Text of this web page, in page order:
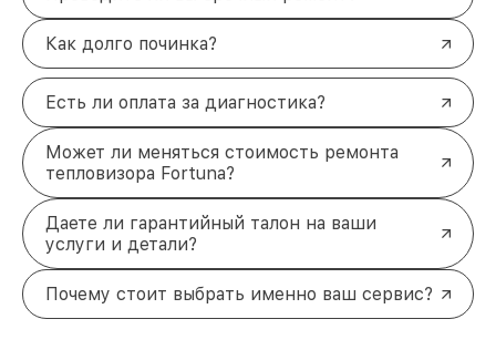
Как долго починка?
Есть ли оплата за диагностика?
Может ли меняться стоимость ремонта
тепловизора Fortuna?
Даете ли гарантийный талон на ваши
услуги и детали?
Почему стоит выбрать именно ваш сервис?